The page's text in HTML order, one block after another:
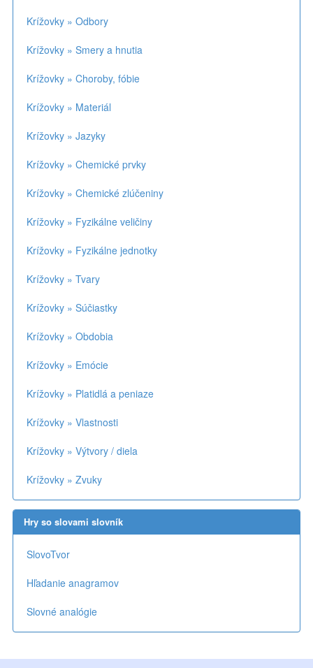
Krížovky » Odbory
Krížovky » Smery a hnutia
Krížovky » Choroby, fóbie
Krížovky » Materiál
Krížovky » Jazyky
Krížovky » Chemické prvky
Krížovky » Chemické zlúčeniny
Krížovky » Fyzikálne veličiny
Krížovky » Fyzikálne jednotky
Krížovky » Tvary
Krížovky » Súčiastky
Krížovky » Obdobia
Krížovky » Emócie
Krížovky » Platidlá a peniaze
Krížovky » Vlastnosti
Krížovky » Výtvory / diela
Krížovky » Zvuky
Hry so slovami slovník
SlovoTvor
Hľadanie anagramov
Slovné analógie